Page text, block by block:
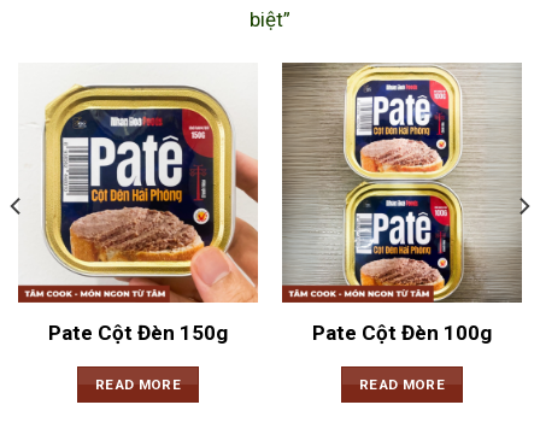
biệt”
Pate Cột Đèn 150g
READ MORE
Pate Cột Đèn 100g
READ MORE